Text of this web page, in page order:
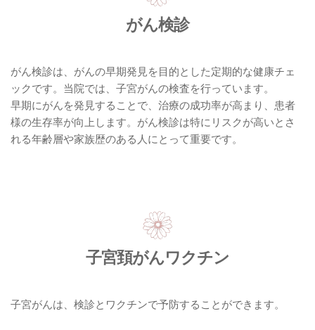
がん検診
がん検診は、がんの早期発見を目的とした定期的な健康チェ
ックです。当院では、子宮がんの検査を行っています。
早期にがんを発見することで、治療の成功率が高まり、患者
様の生存率が向上します。がん検診は特にリスクが高いとさ
れる年齢層や家族歴のある人にとって重要です。
子宮頚がんワクチン
子宮がんは、検診とワクチンで予防することができます。